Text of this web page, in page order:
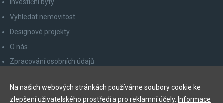
Investiční byty
Vyhledat nemovitost
Designové projekty
O nás
Zpracování osobních údajů
Odhlášení z newsletteru
Na našich webových stránkách používáme soubory cookie ke
zlepšení uživatelského prostředí a pro reklamní účely. Informace